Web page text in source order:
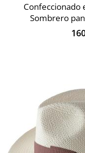
Confeccionado
Sombrero